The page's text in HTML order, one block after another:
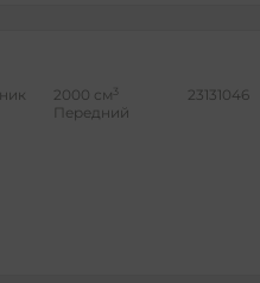
2000 см 3
Передний
23131046